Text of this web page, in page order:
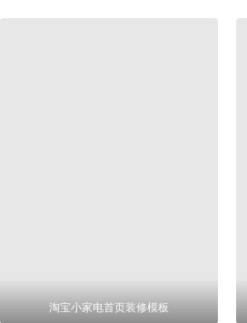
淘宝小家电首页装修模板